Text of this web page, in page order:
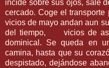
incide sobre sus ojos, sale
cercado. Coge el
vicios de mayo andan aun
del tiempo,
vicios de
dominical. Se queda en
camina, hasta que su
despistado, dejándose